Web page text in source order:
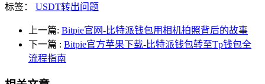
标签： USDT转出问题
上一篇: Bitpie官网-比特派钱包用相机拍照背后的故事
下一篇 : Bitpie官方苹果下载-比特派钱包转至Tp钱包全
流程指南